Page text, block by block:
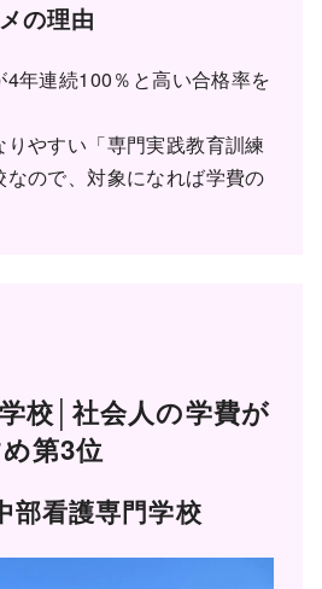
の理由
4年連続100％と高い合格率を
りやすい「専門実践教育訓練
ので、対象になれば学費の
校│社会人の学費が
第3位
部看護専門学校